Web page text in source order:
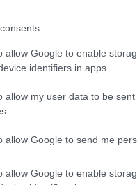
allow Google to enable
identifiers in apps.
allow my user data to be
allow Google to send me
allow Google to enable
oltre alla
questa ha
è stato effettuato
e di
“Quanto accaduto
Lo Russo –
e spesso quel
di ragionare con
che